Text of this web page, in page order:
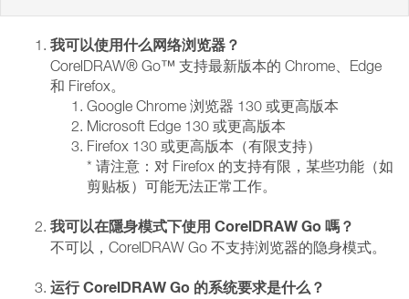
我可以使用什么网络浏览器？
CorelDRAW® Go™ 支持最新版本的 Chrome、Edge
和 Firefox。
Google Chrome 浏览器 130 或更高版本
Microsoft Edge 130 或更高版本
Firefox 130 或更高版本（有限支持）
* 请注意：对 Firefox 的支持有限，某些功能（如
剪贴板）可能无法正常工作。
我可以在隱身模式下使用 CorelDRAW Go 嗎？
不可以，CorelDRAW Go 不支持浏览器的隐身模式。
运行 CorelDRAW Go 的系统要求是什么？